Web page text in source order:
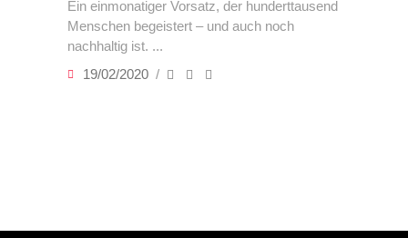
Ein einmonatiger Vorsatz, der hunderttausend
Menschen begeistert – und auch noch
nachhaltig ist.
19/02/2020